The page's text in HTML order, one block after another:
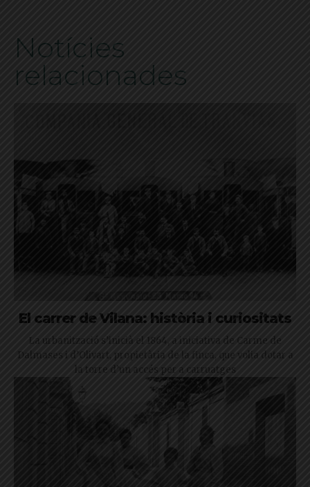
Notícies
relacionades
El carrer de Vilana: història i curiositats
La urbanització s’inicià el 1864, a iniciativa de Carme de
Dalmases i d’Olivart, propietària de la finca, que volia dotar a
la torre d’un accés per a carruatges